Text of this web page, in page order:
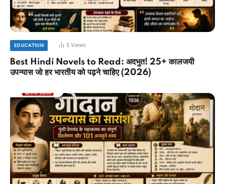
EDUCATION 5Views
Best Hindi Novels to Read: अदभुत! 25+ कालजयी
उपन्यास जो हर भारतीय को पढ़ने चाहिए (2026)